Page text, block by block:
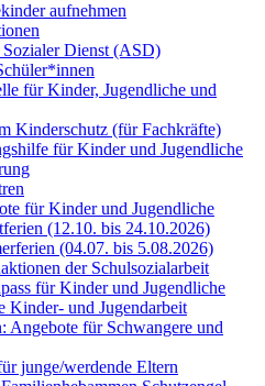
aufnehmen
Dienst (ASD)
für Kinder, Jugendliche und
Kinderschutz (für Fachkräfte)
für Kinder und Jugendliche
für Kinder und Jugendliche
(12.10. bis 24.10.2026)
(04.07. bis 5.08.2026)
der Schulsozialarbeit
für Kinder und Jugendliche
Kinder- und Jugendarbeit
Angebote für Schwangere und
junge/werdende Eltern